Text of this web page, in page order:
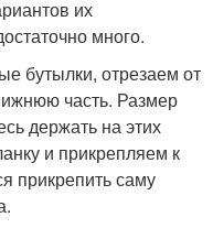
их
много.
бутылки, отрезаем от
часть. Размер
держать на этих
и прикрепляем к
прикрепить саму